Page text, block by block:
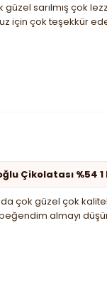
sarılmış çok
için çok teşekkür
Çikolatası %54 1
çok güzel çok
almayı